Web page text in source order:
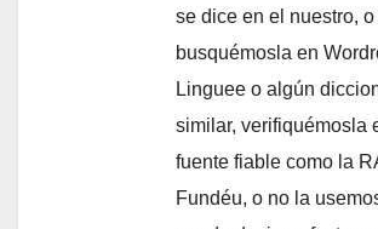
se dice en el nuestro, o
busquémosla en
Linguee o algún
similar, verifiquémosla
fuente fiable como la
Fundéu, o no la